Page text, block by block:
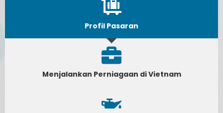
Profil Pasaran
Menjalankan Perniagaan di Vietnam